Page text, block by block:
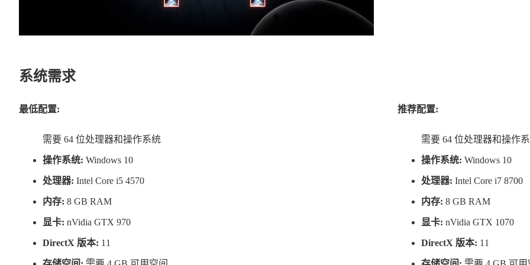
系统需求
最低配置:
需要 64 位处理器和操作系统
操作系统: Windows 10
处理器: Intel Core i5 4570
内存: 8 GB RAM
显卡: nVidia GTX 970
DirectX 版本: 11
推荐配置:
需要 64 位处理器和操作
操作系统: Windows 10
处理器: Intel Core i7 8700
内存: 8 GB RAM
显卡: nVidia GTX 1070
DirectX 版本: 11